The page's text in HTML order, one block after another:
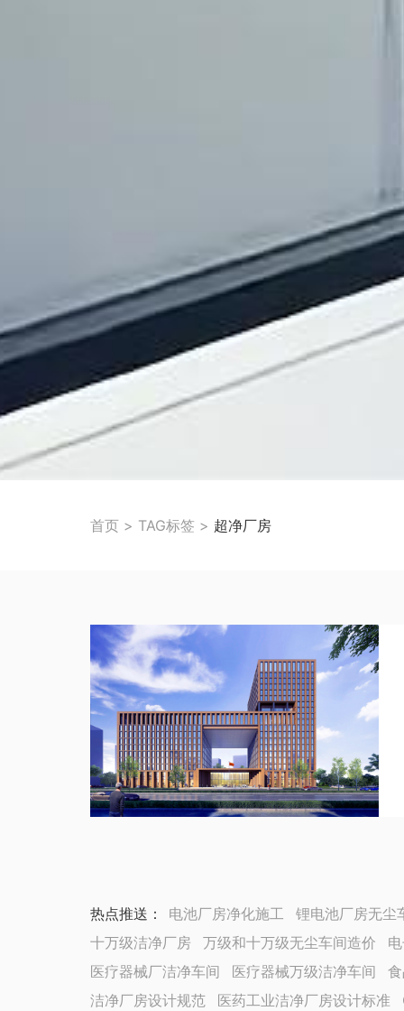
首页 > TAG标签 > 超净厂房
热点推送： 电池厂房净化施工
锂电池厂房无尘
十万级洁净厂房
万级和十万级无尘车间造价
医疗器械厂洁净车间
医疗器械万级洁净车间
洁净厂房设计规范
医药工业洁净厂房设计标准